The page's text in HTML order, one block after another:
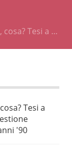
Tesi a …
Tesi a
'90